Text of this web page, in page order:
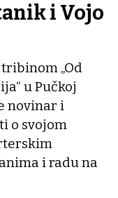
i Vojo
„Od
u Pučkoj
novinar i
o svojom
i radu na